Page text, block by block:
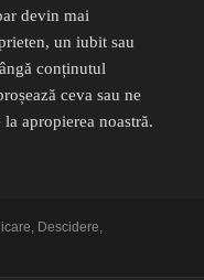
devin mai
un iubit sau
conținutul
ceva sau ne
apropierea noastră.
, Descidere,